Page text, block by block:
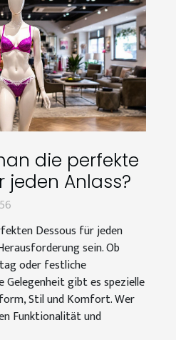
die perfekte
jeden Anlass?
Dessous für jeden
sein. Ob
oder festliche
gibt es spezielle
Stil und Komfort. Wer
Funktionalität und